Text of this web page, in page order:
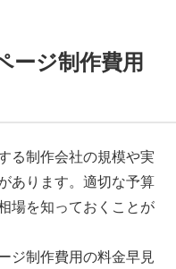
ージ制作費用
る制作会社の規模や実
あります。適切な予算
場を知っておくことが
ジ制作費用の料金早見